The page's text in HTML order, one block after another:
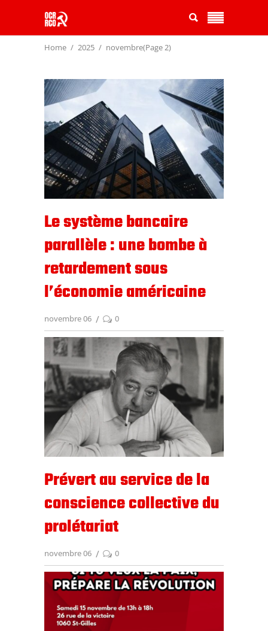
Home 2025 novembre(Page 2)
Le système bancaire
parallèle : une bombe à
retardement sous
l’économie américaine
novembre 06 0
Prévert au service de la
conscience collective du
prolétariat
novembre 06 0